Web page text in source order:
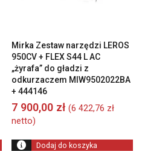
Mirka Zestaw narzędzi LEROS
950CV + FLEX S44 L AC
„żyrafa” do gładzi z
odkurzaczem MIW9502022BA
+ 444146
7 900,00 zł (6 422,76 zł
netto)
Dodaj do koszyka